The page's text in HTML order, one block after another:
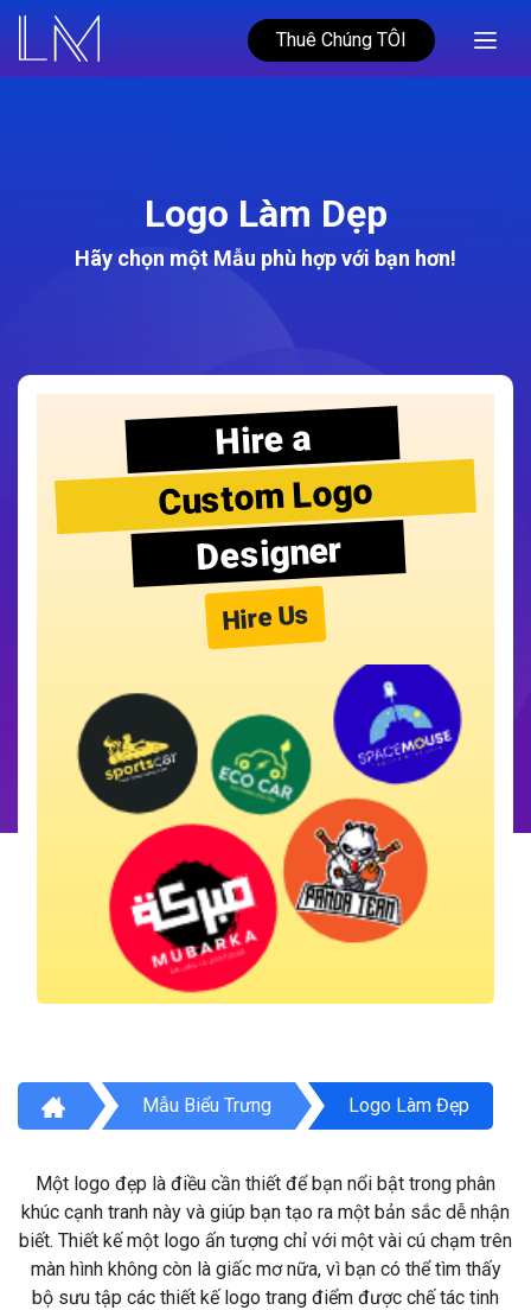
Thuê Chúng TÔI
Logo Làm Dẹp
Hãy chọn một Mẫu phù hợp với bạn hơn!
Hire a
Custom Logo
Designer
Hire Us
Mẫu Biểu Trưng Logo Làm Đẹp
Một logo đẹp là điều cần thiết để bạn nổi bật trong phân
khúc cạnh tranh này và giúp bạn tạo ra một bản sắc dễ nhận
biết. Thiết kế một logo ấn tượng chỉ với một vài cú chạm trên
màn hình không còn là giấc mơ nữa, vì bạn có thể tìm thấy
bộ sưu tập các thiết kế logo trang điểm được chế tác tinh